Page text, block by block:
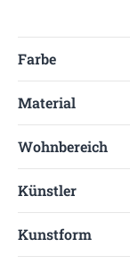
Farbe
Material
Wohnbereich
Künstler
Kunstform